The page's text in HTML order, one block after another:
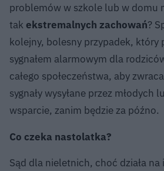
problemów w szkole lub w domu
tak ekstremalnych zachowań?
kolejny, bolesny przypadek, który
sygnałem alarmowym dla
całego społeczeństwa, aby
sygnały wysyłane przez młodych
wsparcie, zanim będzie za późno.
Co czeka nastolatka?
Sąd dla nieletnich, choć działa